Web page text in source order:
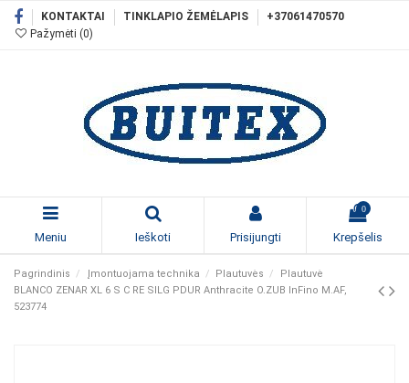
KONTAKTAI TINKLAPIO ŽEMĖLAPIS
+37061470570
Pažymėti (0)
Meniu Ieškoti Prisijungti
0
Krepšelis
Pagrindinis Įmontuojama technika Plautuvės
Plautuvė
BLANCO ZENAR XL 6 S C RE SILG PDUR Anthracite O.ZUB InFino M.AF,
523774